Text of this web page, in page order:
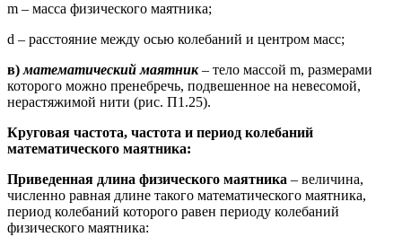
m – масса физического маятника;
d – расстояние между осью колебаний и центром масс;
в)математический маятник– тело массой m, размерами
которого можно пренебречь, подвешенное на невесомой,
нерастяжимой нити (рис. П1.25).
Круговая частота, частота и период колебаний
математического маятника:
Приведенная длина физического маятника – величина,
численно равная длине такого математического маятника,
период колебаний которого равен периоду колебаний
физического маятника: